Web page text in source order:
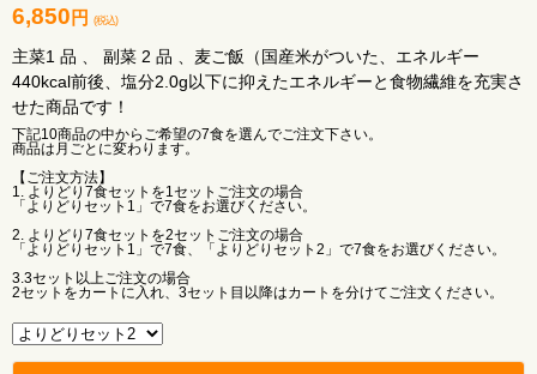
6,850 円 (税込)
主菜1 品 、 副菜 2 品 、麦ご飯（国産米がついた、エネルギー
440kcal前後、塩分2.0g以下に抑えたエネルギーと食物繊維を充実さ
せた商品です！
下記10商品の中からご希望の7食を選んでご注文下さい。
商品は月ごとに変わります。
【ご注文方法】
1. よりどり7食セットを1セットご注文の場合
「よりどりセット1」で7食をお選びください。
2. よりどり7食セットを2セットご注文の場合
「よりどりセット1」で7食、「よりどりセット2」で7食をお選びください。
3.3セット以上ご注文の場合
2セットをカートに入れ、3セット目以降はカートを分けてご注文ください。